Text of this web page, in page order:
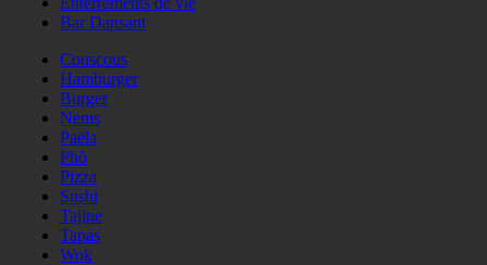
Bar Dansant
Couscous
Hamburger
Burger
Nems
Paëla
Phö
Pizza
Sushi
Tajine
Tapas
Wok